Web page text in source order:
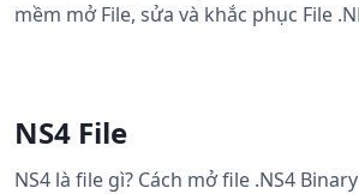
mềm mở File, sửa và khắc phục File
NS4 File
NS4 là file gì? Cách mở file .NS4